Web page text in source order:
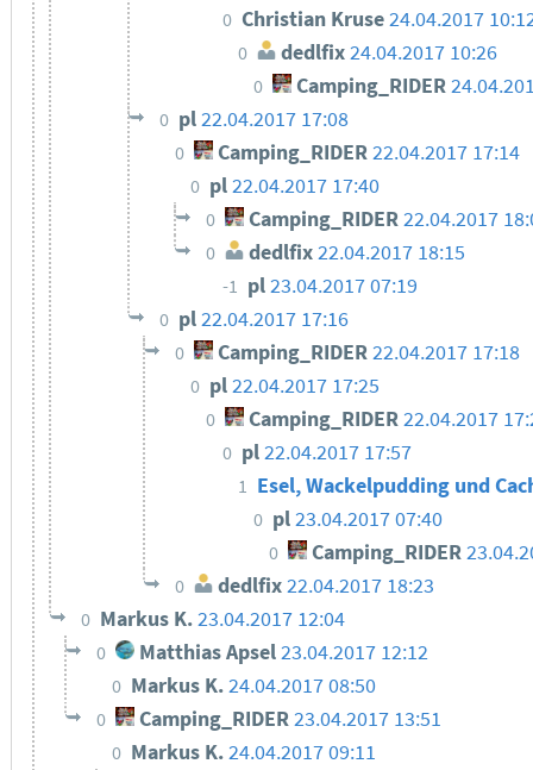
0 Christian Kruse24.04.2017
0 dedlfix 24.04.2017 10:26
0 Camping_RIDER
0 pl22.04.2017 17:08
0 Camping_RIDER22.04.2017 17:14
0 pl22.04.2017 17:40
0 Camping_RIDER22.04.2017
0 dedlfix22.04.2017 18:15
-1 pl23.04.2017 07:19
0 pl22.04.2017 17:16
0 Camping_RIDER22.04.2017 17:18
0 pl22.04.2017 17:25
0 Camping_RIDER22.04.2017
0 pl22.04.2017 17:57
1 Esel, Wackelpudding und
0 pl23.04.2017 07:40
0 Camping_RIDER
0 dedlfix22.04.2017 18:23
0 Markus K.23.04.2017 12:04
0 Matthias Apsel23.04.2017 12:12
0 Markus K.24.04.2017 08:50
0 Camping_RIDER23.04.2017 13:51
0 Markus K.24.04.2017 09:11